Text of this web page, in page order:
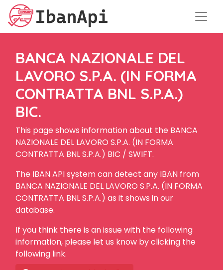
BANCA NAZIONALE DEL
LAVORO S.P.A. (IN FORMA
CONTRATTA BNL S.P.A.)
BIC.
This page shows information about the BANCA
NAZIONALE DEL LAVORO S.P.A. (IN FORMA
CONTRATTA BNL S.P.A.) BIC / SWIFT.
The IBAN API system can detect any IBAN from
BANCA NAZIONALE DEL LAVORO S.P.A. (IN FORMA
CONTRATTA BNL S.P.A.) as it shows in our
database.
If you think there is an issue with the following
information, please let us know by clicking the
following link.